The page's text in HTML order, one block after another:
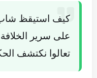
كيف استيقظ شاب
على سرير
تعالوا نكتشف